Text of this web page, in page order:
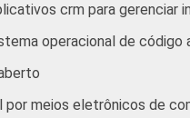
crm para gerenciar
operacional de código
meios eletrônicos de